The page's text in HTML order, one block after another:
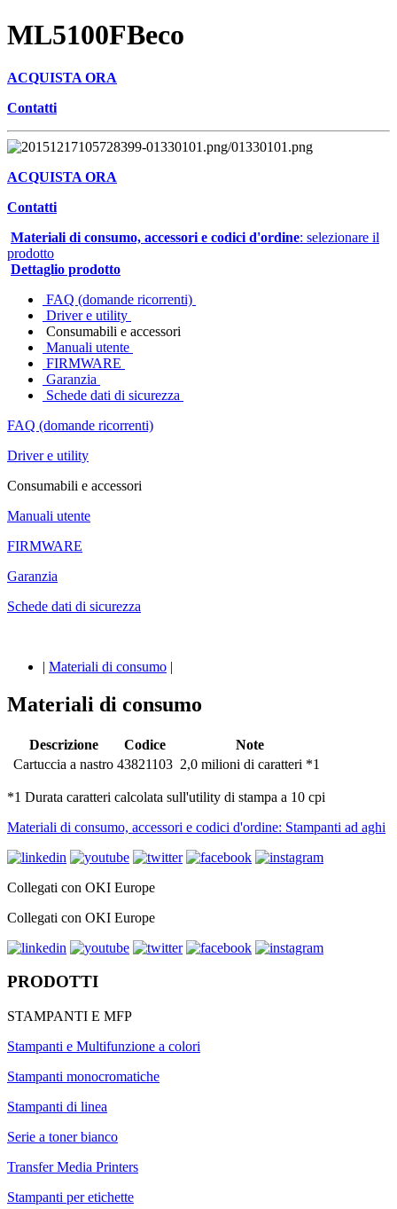
ML5100FBeco
ACQUISTA ORA
Contatti
ACQUISTA ORA
Contatti
Materiali di consumo, accessori e codici d'ordine: selezionare il
prodotto
Dettaglio prodotto
FAQ (domande ricorrenti)
Driver e utility
Consumabili e accessori
Manuali utente
FIRMWARE
Garanzia
Schede dati di sicurezza
FAQ (domande ricorrenti)
Driver e utility
Consumabili e accessori
Manuali utente
FIRMWARE
Garanzia
Schede dati di sicurezza
| Materiali di consumo |
Materiali di consumo
Descrizione Codice
Note
Cartuccia a nastro 43821103 2,0 milioni di caratteri *1
*1 Durata caratteri calcolata sull'utility di stampa a 10 cpi
Materiali di consumo, accessori e codici d'ordine: Stampanti ad aghi
Collegati con OKI Europe
Collegati con OKI Europe
PRODOTTI
STAMPANTI E MFP
Stampanti e Multifunzione a colori
Stampanti monocromatiche
Stampanti di linea
Serie a toner bianco
Transfer Media Printers
Stampanti per etichette